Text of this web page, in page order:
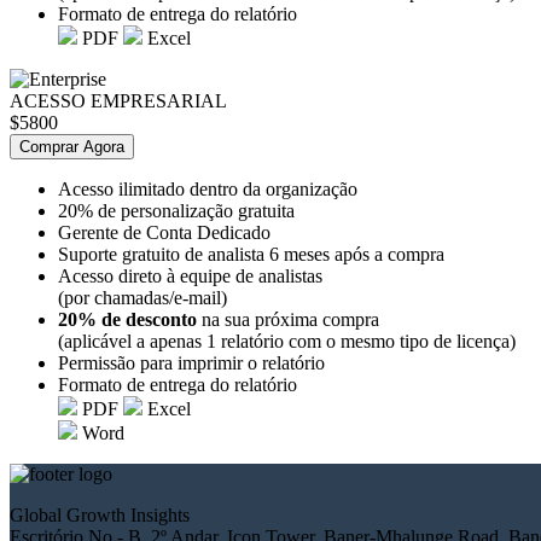
Formato de entrega do relatório
PDF
Excel
ACESSO EMPRESARIAL
$5800
Comprar Agora
Acesso ilimitado dentro da organização
20% de personalização gratuita
Gerente de Conta Dedicado
Suporte gratuito de analista 6 meses após a compra
Acesso direto à equipe de analistas
(por chamadas/e-mail)
20% de desconto na sua próxima compra
(aplicável a apenas 1 relatório com o mesmo tipo de licença)
Permissão para imprimir o relatório
Formato de entrega do relatório
PDF
Excel
Word
Global Growth Insights
Escritório No.- B, 2º Andar, Icon Tower, Baner-Mhalunge Road,